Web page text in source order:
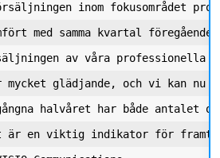
inom fokusområdet
med samma kvartal
av våra professionella
glädjande, och vi kan nu
halvåret har både antalet
en viktig indikator för